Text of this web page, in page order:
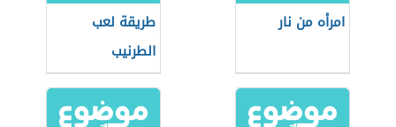
امرأه من نار
طريقة لعب
الطرنيب